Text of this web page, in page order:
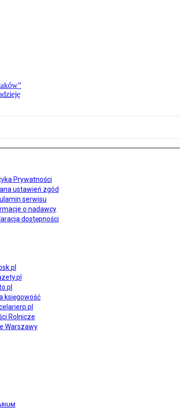
Prywatności
ustawień zgód
serwisu
o nadawcy
dostępności
księgowość
Rolnicze
Warszawy